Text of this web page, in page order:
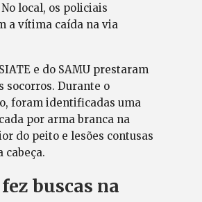
local, os policiais
a vítima caída na via
e do SAMU prestaram
socorros. Durante o
foram identificadas uma
por arma branca na
do peito e lesões contusas
cabeça.
buscas na